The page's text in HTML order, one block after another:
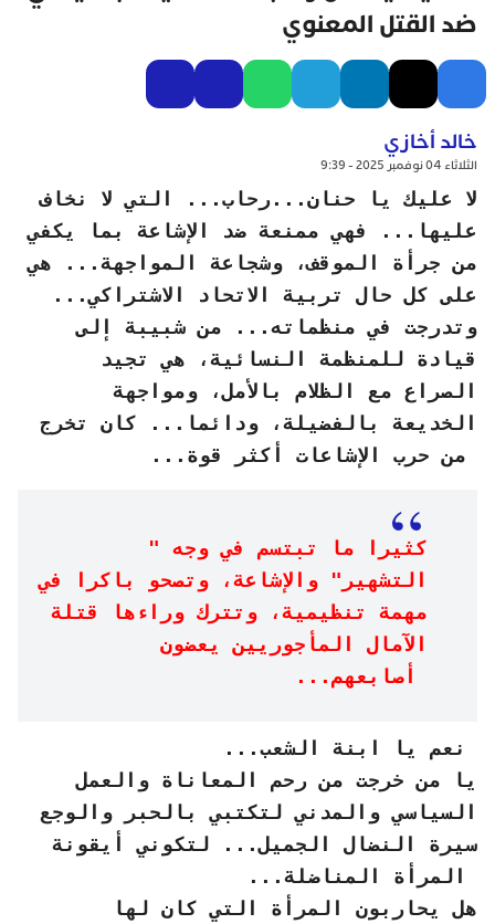
ضد القتل المعنوي
خالد أخازي
الثلاثاء 04 نوفمبر 2025 - 9:39
لا عليك يا حنان...رحاب... التي لا نخاف
عليها... فهي ممنعة ضد الإشاعة بما يكفي
من جرأة الموقف، وشجاعة المواجهة... هي
على كل حال تربية الاتحاد الاشتراكي...
وتدرجت في منظماته... من شبيبة إلى
قيادة للمنظمة النسائية، هي تجيد
الصراع مع الظلام بالأمل، ومواجهة
الخديعة بالفضيلة، ودائما... كان تخرج
من حرب الإشاعات أكثر قوة...
كثيرا ما تبتسم في وجه "
التشهير" والإشاعة، وتصحو باكرا في
مهمة تنظيمية، وتترك وراءها قتلة
الآمال المأجوريين يعضون
أصابعهم...
نعم يا ابنة الشعب...
يا من خرجت من رحم المعاناة والعمل
السياسي والمدني لتكتبي بالحبر والوجع
سيرة النضال الجميل... لتكوني أيقونة
المرأة المناضلة...
هل يحاربون المرأة التي كان لها